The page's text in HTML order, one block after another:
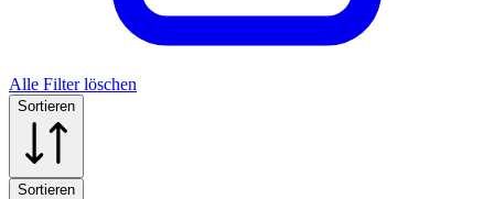
Alle Filter löschen
Sortieren
Sortieren